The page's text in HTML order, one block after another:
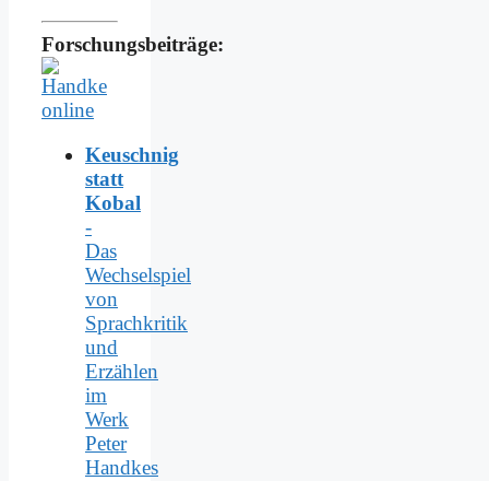
Forschungsbeiträge:
Keuschnig
statt
Kobal
-
Das
Wechselspiel
von
Sprachkritik
und
Erzählen
im
Werk
Peter
Handkes